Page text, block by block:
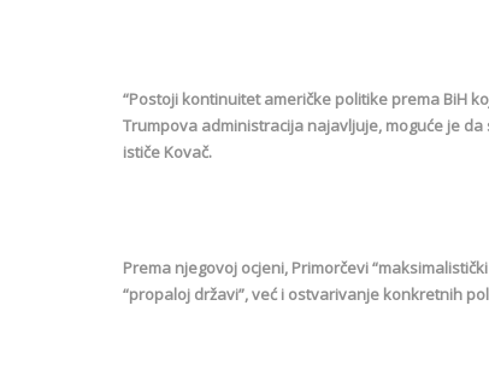
“Postoji kontinuitet američke politike prema BiH
Trumpova administracija najavljuje, moguće je
ističe Kovač.
Prema njegovoj ocjeni, Primorčevi
“propaloj državi”, već i ostvarivanje konkretnih